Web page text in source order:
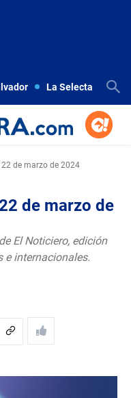
La Selecta
de marzo de 2024
de marzo de
El Noticiero, edición
e internacionales.